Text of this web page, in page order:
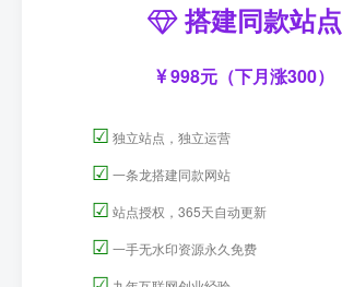
搭建同款站点
998元（下月涨300）
☑ 独立站点，独立运营
☑ 一条龙搭建同款网站
☑ 站点授权，365天自动更新
☑ 一手无水印资源永久免费